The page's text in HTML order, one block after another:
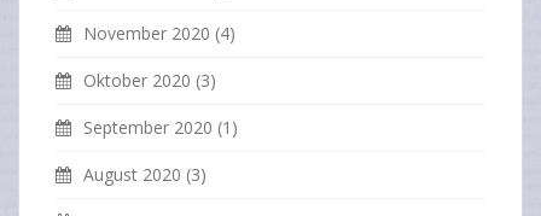
November 2020 (4)
Oktober 2020 (3)
September 2020 (1)
August 2020 (3)